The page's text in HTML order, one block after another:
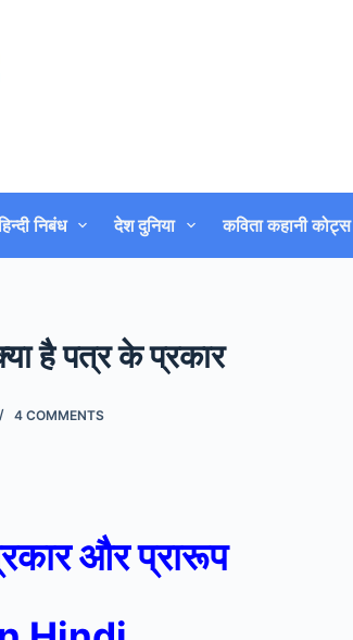
निबंध देश दुनिया कविता कहानी कोट्स
है पत्र के प्रकार
4 COMMENTS
और प्रारूप